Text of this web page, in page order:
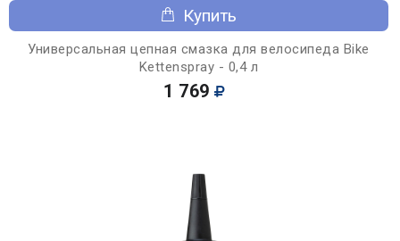
Купить
Универсальная цепная смазка для велосипеда Bike
Kettenspray - 0,4 л
1 769